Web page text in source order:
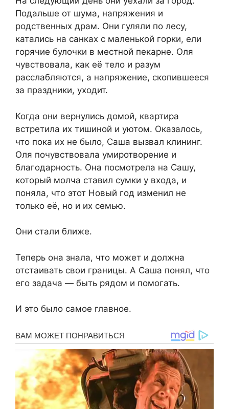
Подальше от шума, напряжения и
родственных драм. Они гуляли по лесу,
катались на санках с маленькой горки, ели
горячие булочки в местной пекарне. Оля
чувствовала, как её тело и разум
расслабляются, а напряжение, скопившееся
за праздники, уходит.
Когда они вернулись домой, квартира
встретила их тишиной и уютом. Оказалось,
что пока их не было, Саша вызвал клининг.
Оля почувствовала умиротворение и
благодарность. Она посмотрела на Сашу,
который молча ставил сумки у входа, и
поняла, что этот Новый год изменил не
только её, но и их семью.
Они стали ближе.
Теперь она знала, что может и должна
отстаивать свои границы. А Саша понял, что
его задача — быть рядом и помогать.
И это было самое главное.